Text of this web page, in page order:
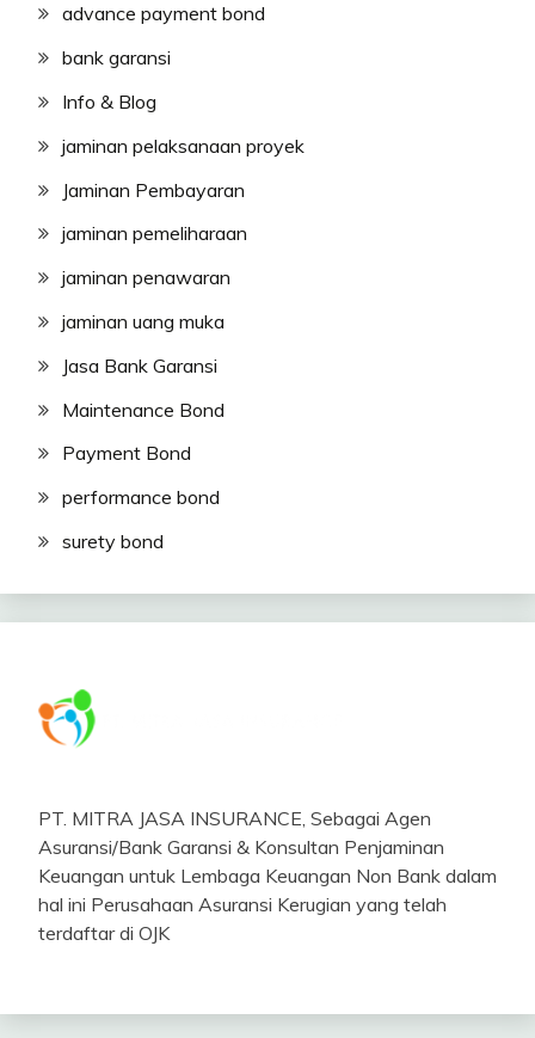
advance payment bond
bank garansi
Info & Blog
jaminan pelaksanaan proyek
Jaminan Pembayaran
jaminan pemeliharaan
jaminan penawaran
jaminan uang muka
Jasa Bank Garansi
Maintenance Bond
Payment Bond
performance bond
surety bond
PT. MITRA JASA INSURANCE, Sebagai Agen
Asuransi/Bank Garansi & Konsultan Penjaminan
Keuangan untuk Lembaga Keuangan Non Bank dalam
hal ini Perusahaan Asuransi Kerugian yang telah
terdaftar di OJK